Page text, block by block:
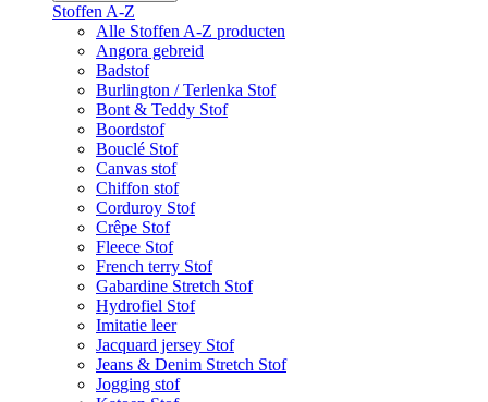
Stoffen A-Z
Alle Stoffen A-Z producten
Angora gebreid
Badstof
Burlington / Terlenka Stof
Bont & Teddy Stof
Boordstof
Bouclé Stof
Canvas stof
Chiffon stof
Corduroy Stof
Crêpe Stof
Fleece Stof
French terry Stof
Gabardine Stretch Stof
Hydrofiel Stof
Imitatie leer
Jacquard jersey Stof
Jeans & Denim Stretch Stof
Jogging stof